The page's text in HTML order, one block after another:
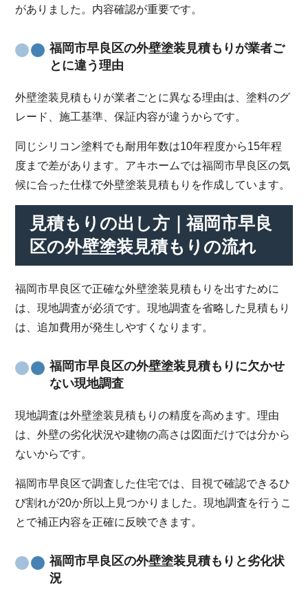
がありました。内容確認が重要です。
福岡市早良区の外壁塗装見積もりが業者ご
とに違う理由
外壁塗装見積もりが業者ごとに異なる理由は、塗料のグ
レード、施工基準、保証内容が違うからです。
同じシリコン塗料でも耐用年数は10年程度から15年程
度まで差があります。アキホームでは福岡市早良区の気
候に合った仕様で外壁塗装見積もりを作成しています。
見積もりの出し方｜福岡市早良
区の外壁塗装見積もりの流れ
福岡市早良区で正確な外壁塗装見積もりを出すために
は、現地調査が必須です。現地調査を省略した見積もり
は、追加費用が発生しやすくなります。
福岡市早良区の外壁塗装見積もりに欠かせ
ない現地調査
現地調査は外壁塗装見積もりの精度を高めます。理由
は、外壁の劣化状況や建物の高さは図面だけでは分から
ないからです。
福岡市早良区で調査した住宅では、目視で確認できるひ
び割れが20か所以上見つかりました。現地調査を行うこ
とで補正内容を正確に反映できます。
福岡市早良区の外壁塗装見積もりと劣化状
況